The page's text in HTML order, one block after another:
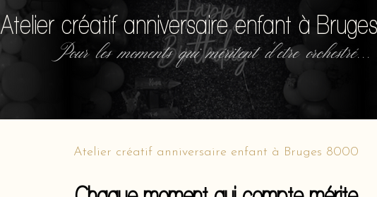
Atelier créatif anniversaire enfant à
Pour les moments qui méritent d'etre orchestré...
Atelier créatif anniversaire enfant à Bruges 8000